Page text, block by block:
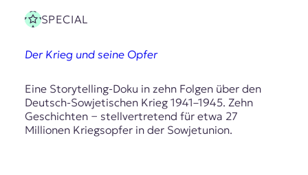
SPECIAL
Der Krieg und seine Opfer
Eine Storytelling-Doku in zehn Folgen über den
Deutsch-Sowjetischen Krieg 1941–1945. Zehn
Geschichten − stellvertretend für etwa 27
Millionen Kriegsopfer in der Sowjetunion.